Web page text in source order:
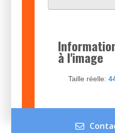
à l'image
Taille réelle: